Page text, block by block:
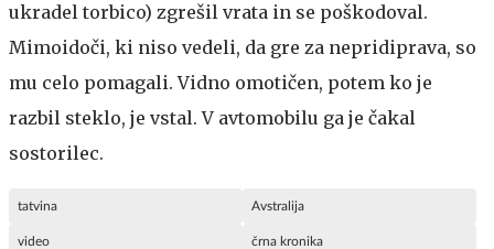
ukradel torbico) zgrešil vrata in se poškodoval.
Mimoidoči, ki niso vedeli, da gre za nepridiprava, so
mu celo pomagali. Vidno omotičen, potem ko je
razbil steklo, je vstal. V avtomobilu ga je čakal
sostorilec.
tatvina Avstralija
video črna kronika